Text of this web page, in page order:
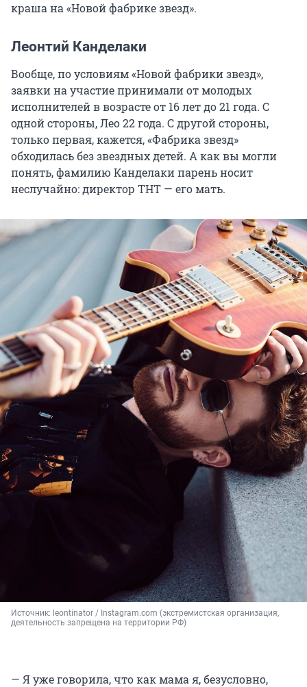
краша на «Новой фабрике звезд».
Леонтий Канделаки
Вообще, по условиям «Новой фабрики звезд»,
заявки на участие принимали от молодых
исполнителей в возрасте от 16 лет до 21 года. С
одной стороны, Лео 22 года. С другой стороны,
только первая, кажется, «Фабрика звезд»
обходилась без звездных детей. А как вы могли
понять, фамилию Канделаки парень носит
неслучайно: директор ТНТ — его мать.
Источник: leontinator / Instagram.com (экстремистская организация,
деятельность запрещена на территории РФ)
— Я уже говорила, что как мама я, безусловно,